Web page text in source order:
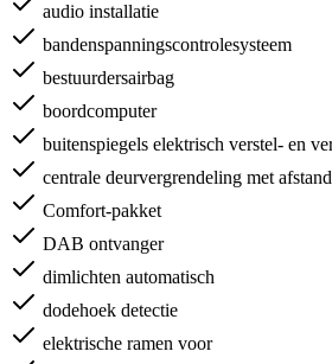
audio installatie
bandenspanningscontrolesysteem
bestuurdersairbag
boordcomputer
buitenspiegels elektrisch verstel- en
centrale deurvergrendeling met
Comfort-pakket
DAB ontvanger
dimlichten automatisch
dodehoek detectie
elektrische ramen voor